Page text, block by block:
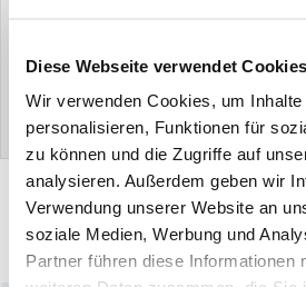
Diese Webseite verwendet Cookies
Wir verwenden Cookies, um
personalisieren, Funktionen für
zu können und die Zugriffe auf
analysieren. Außerdem geben wir
Verwendung unserer Website an
soziale Medien, Werbung und
Partner führen diese Informationen
Jetzt registrieren
Drucken